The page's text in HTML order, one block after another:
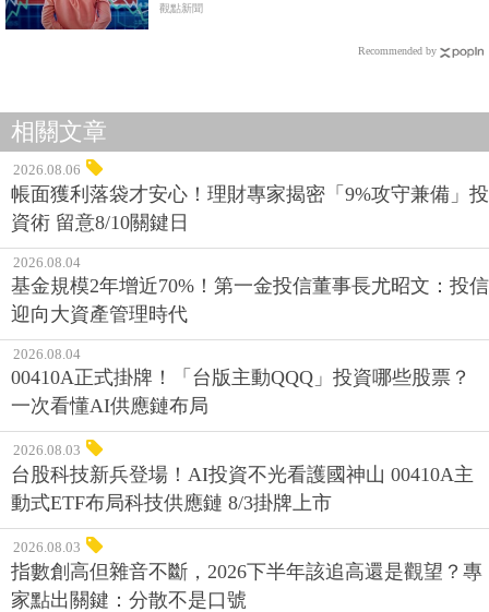
觀點新聞
Recommended by
相關文章
2026.08.06
帳面獲利落袋才安心！理財專家揭密「9%攻守兼備」投
資術 留意8/10關鍵日
2026.08.04
基金規模2年增近70%！第一金投信董事長尤昭文：投信
迎向大資產管理時代
2026.08.04
00410A正式掛牌！「台版主動QQQ」投資哪些股票？
一次看懂AI供應鏈布局
2026.08.03
台股科技新兵登場！AI投資不光看護國神山 00410A主
動式ETF布局科技供應鏈 8/3掛牌上市
2026.08.03
指數創高但雜音不斷，2026下半年該追高還是觀望？專
家點出關鍵：分散不是口號